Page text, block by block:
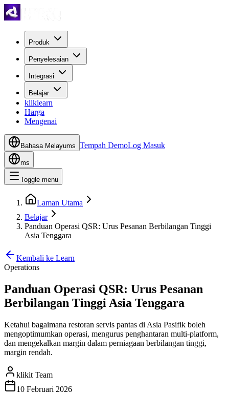
Produk
Penyelesaian
Integrasi
Belajar
kliklearn
Harga
Mengenai
Bahasa Melayums Tempah DemoLog Masuk
ms
Toggle menu
Laman Utama
Belajar
Panduan Operasi QSR: Urus Pesanan Berbilangan Tinggi
Asia Tenggara
Kembali ke Learn
Operations
Panduan Operasi QSR: Urus Pesanan
Berbilangan Tinggi Asia Tenggara
Ketahui bagaimana restoran servis pantas di Asia Pasifik boleh
mengoptimumkan operasi, mengurus penghantaran multi-platform,
dan mengekalkan margin dalam perniagaan berbilangan tinggi,
margin rendah.
klikit Team
10 Februari 2026